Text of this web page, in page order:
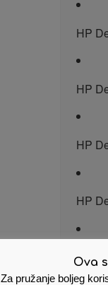
HP
HP
HP
HP
HP
Ova
Za pružanje boljeg